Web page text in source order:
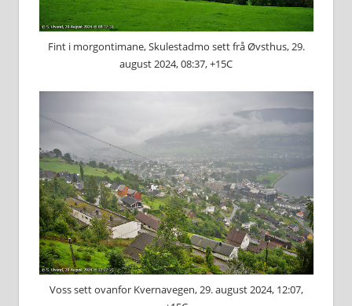
Fint i morgontimane, Skulestadmo sett frå Øvsthus, 29.
august 2024, 08:37, +15C
Voss sett ovanfor Kvernavegen, 29. august 2024, 12:07,